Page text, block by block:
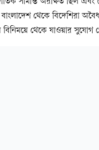
বাংলাদেশ থেকে বিদেশিরা
থেকে যাওয়ার সুযোগ